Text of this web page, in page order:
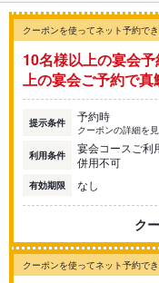
クーポンを使ってネット予約で
10名様以上の宴会
上の宴会ご予約で真
提示条件 予約時
クーポンの詳細を
利用条件
宴会コースご利
併用不可
有効期限 なし
ク
クーポンを使ってネット予約で